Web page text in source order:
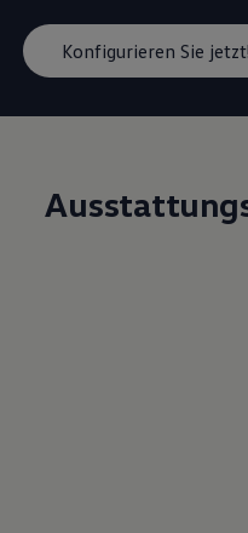
Konfigurieren Sie jetzt!